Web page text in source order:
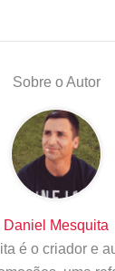
Sobre o Autor
Daniel Mesquita
é o criador e